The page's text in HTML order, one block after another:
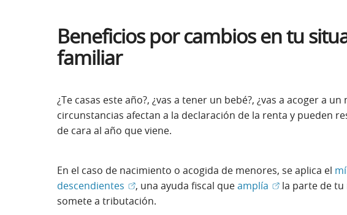
Beneficios por cambios en tu
familiar
¿Te casas este año?, ¿vas a tener un bebé?, ¿vas a acoger a
circunstancias afectan a la declaración de la renta y pueden
de cara al año que viene.
En el caso de nacimiento o acogida de menores, se aplica el
descendientes (Abrir en ventana nueva)
, una ayuda fiscal queamplía (Abrir en
la parte de tu
somete a tributación.